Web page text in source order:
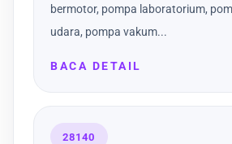
bermotor, pompa laboratorium,
udara, pompa vakum...
BACA DETAIL
28140